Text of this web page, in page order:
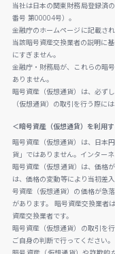
当社は日本の関東財務局登録済
番号 第00004号）。
金融庁のホームページに記載さ
当該暗号資産交換業者の説明に
にすぎません。
金融庁・財務局が、これらの暗
ありません。
暗号資産（仮想通貨）は、必ず
（仮想通貨）の取引を行う際に
＜暗号資産（仮想通貨）を利用
暗号資産（仮想通貨）は、日本
貨」ではありません。インター
暗号資産（仮想通貨）は、価格
は、価格の変動等により当初差
号資産（仮想通貨）の価格が急
があります。 暗号資産交換業者
資産交換業者です。
暗号資産（仮想通貨）の取引を
ご自身の判断で行ってください。